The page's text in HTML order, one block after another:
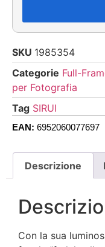
SKU 1985354
Categorie Full-
per Fotografia
Tag SIRUI
EAN: 6952060077697
Descrizione
Con la sua